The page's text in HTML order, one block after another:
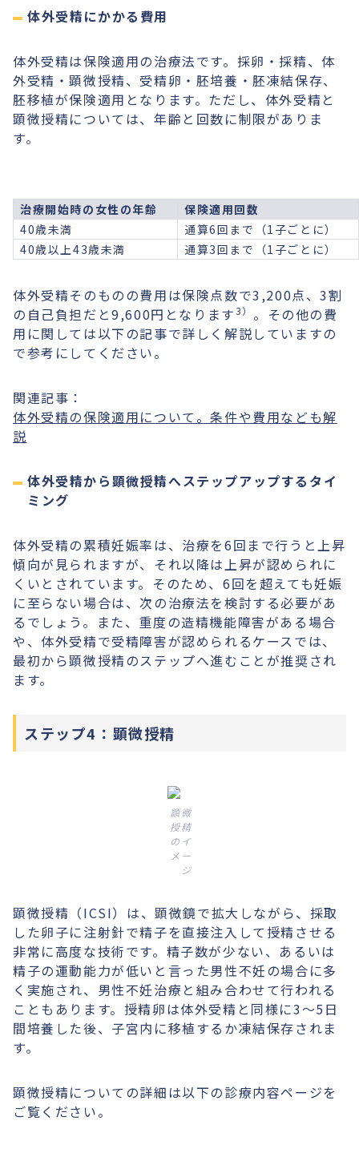
体外受精にかかる費用
体外受精は保険適用の治療法です。採卵・採精、体
外受精・顕微授精、受精卵・胚培養・胚凍結保存、
胚移植が保険適用となります。ただし、体外受精と
顕微授精については、年齢と回数に制限がありま
す。
治療開始時の女性の年齢
保険適用回数
40歳未満
通算6回まで（1子ごとに）
40歳以上43歳未満
通算3回まで（1子ごとに）
体外受精そのものの費用は保険点数で3,200点、3割
の自己負担だと9,600円となります3） 。その他の費
用に関しては以下の記事で詳しく解説していますの
で参考にしてください。
関連記事：
体外受精の保険適用について。条件や費用なども解
説
体外受精から顕微授精へステップアップするタイ
ミング
体外受精の累積妊娠率は、治療を6回まで行うと上昇
傾向が見られますが、それ以降は上昇が認められに
くいとされています。そのため、6回を超えても妊娠
に至らない場合は、次の治療法を検討する必要があ
るでしょう。また、重度の造精機能障害がある場合
や、体外受精で受精障害が認められるケースでは、
最初から顕微授精のステップへ進むことが推奨され
ます。
ステップ4：顕微授精
顕微
授精
のイ
メー
ジ
顕微授精（ICSI）は、顕微鏡で拡大しながら、採取
した卵子に注射針で精子を直接注入して授精させる
非常に高度な技術です。精子数が少ない、あるいは
精子の運動能力が低いと言った男性不妊の場合に多
く実施され、男性不妊治療と組み合わせて行われる
こともあります。授精卵は体外受精と同様に3～5日
間培養した後、子宮内に移植するか凍結保存されま
す。
顕微授精についての詳細は以下の診療内容ページを
ご覧ください。